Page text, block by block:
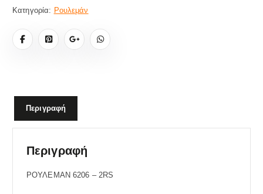
Κατηγορία: Ρουλεμάν
Περιγραφή
Περιγραφή
ΡΟΥΛΕΜΑΝ 6206 – 2RS